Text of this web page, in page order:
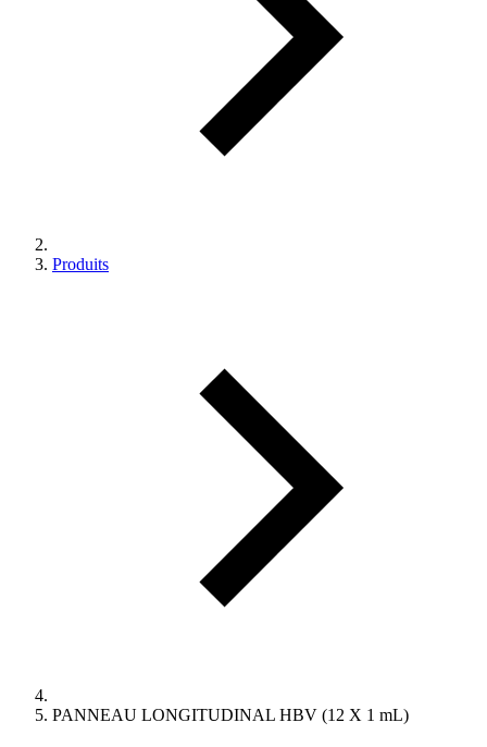
Produits
PANNEAU LONGITUDINAL HBV (12 X 1 mL)